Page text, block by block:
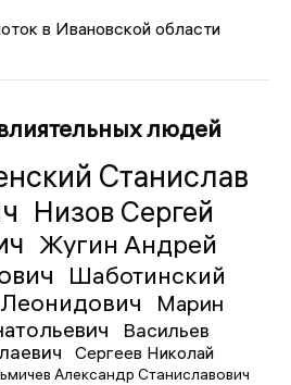
в Ивановской области
людей
Станислав
Низов Сергей
Жугин Андрей
Шаботинский
Марин
Васильев
Сергеев Николай
Александр Станиславович